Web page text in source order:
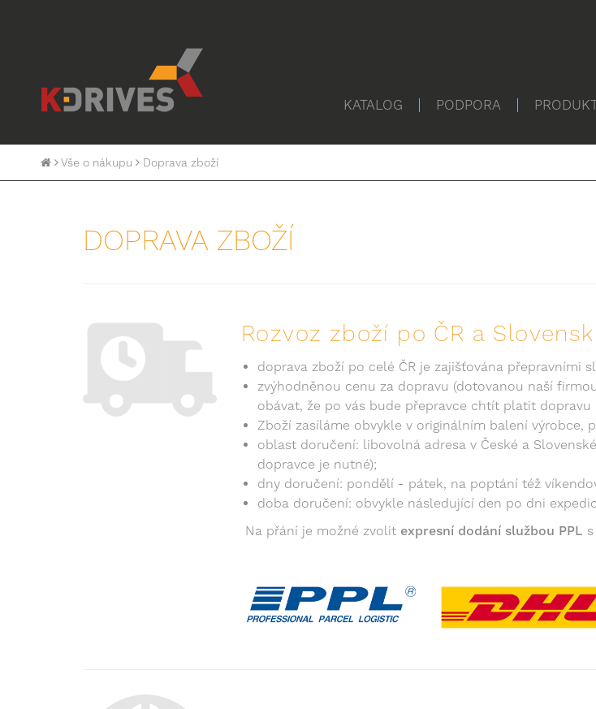
KATALOG PODPORA
Vše o nákupu Doprava zboží
DOPRAVA ZBOŽÍ
Rozvoz zboží po ČR a
doprava zboží po celé ČR je zajišťována přepravními
zvýhodněnou cenu za dopravu (dotovanou naší
obávat, že po vás bude přepravce chtít platit dopravu
Zboží zasíláme obvykle v originálním balení výrobce,
oblast doručení: libovolná adresa v České a
dopravce je nutné);
dny doručení: pondělí - pátek, na poptání též
doba doručení: obvykle následující den po dni
Na přání je možné zvolit expresní dodání službou PPL